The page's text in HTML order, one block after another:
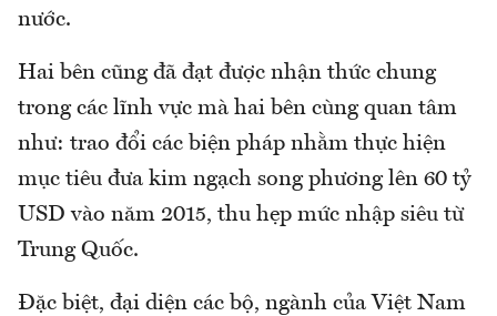
nước.
Hai bên cũng đã đạt được nhận thức chung
trong các lĩnh vực mà hai bên cùng quan tâm
như: trao đổi các biện pháp nhằm thực hiện
mục tiêu đưa kim ngạch song phương lên 60 tỷ
USD vào năm 2015, thu hẹp mức nhập siêu từ
Trung Quốc.
Đặc biệt, đại diện các bộ, ngành của Việt Nam